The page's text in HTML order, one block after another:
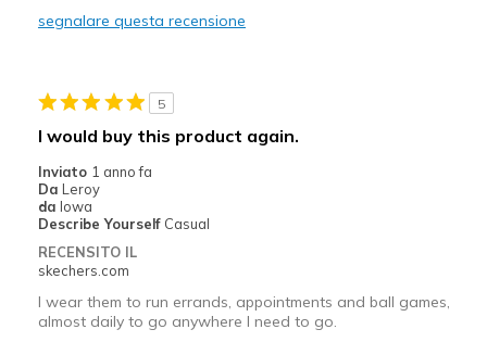
Poor Cushioning
Casual Wear
Sizing
View On Shoes
I'm Really Into Shoes
segnalare questa recensione
5
I would buy this product again.
Inviato 1 anno fa
Da Leroy
da Iowa
Describe Yourself Casual
RECENSITO IL
skechers.com
I wear them to run errands, appointments and ball games,
almost daily to go anywhere I need to go.